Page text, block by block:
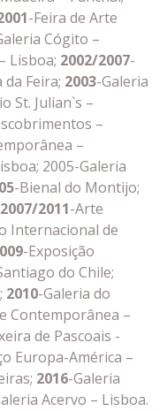
-Feira de Arte
Cógito –
Lisboa; 2002/2007-
Feira; 2003-Galeria
St. Julian`s –
–
–
2005-Galeria
-Bienal do Montijo;
2007/2011-Arte
Internacional de
-Exposição
do Chile;
2010-Galeria do
Contemporânea –
de Pascoais -
Europa-América –
2016-Galeria
Acervo – Lisboa.